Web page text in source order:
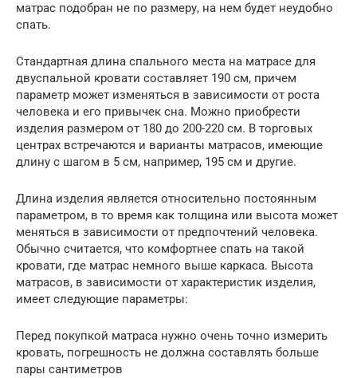
матрас подобран не по размеру, на нем будет неудобно
спать.
Стандартная длина спального места на матрасе для
двуспальной кровати составляет 190 см, причем
параметр может изменяться в зависимости от роста
человека и его привычек сна. Можно приобрести
изделия размером от 180 до 200-220 см. В торговых
центрах встречаются и варианты матрасов, имеющие
длину с шагом в 5 см, например, 195 см и другие.
Длина изделия является относительно постоянным
параметром, в то время как толщина или высота может
меняться в зависимости от предпочтений человека.
Обычно считается, что комфортнее спать на такой
кровати, где матрас немного выше каркаса. Высота
матрасов, в зависимости от характеристик изделия,
имеет следующие параметры:
Перед покупкой матраса нужно очень точно измерить
кровать, погрешность не должна составлять больше
пары сантиметров